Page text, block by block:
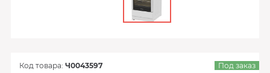
Код товара: Ч0043597 Под заказ